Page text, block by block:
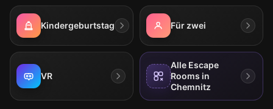
Kindergeburtstag Für zwei
VR
Alle Escape
Rooms in
Chemnitz